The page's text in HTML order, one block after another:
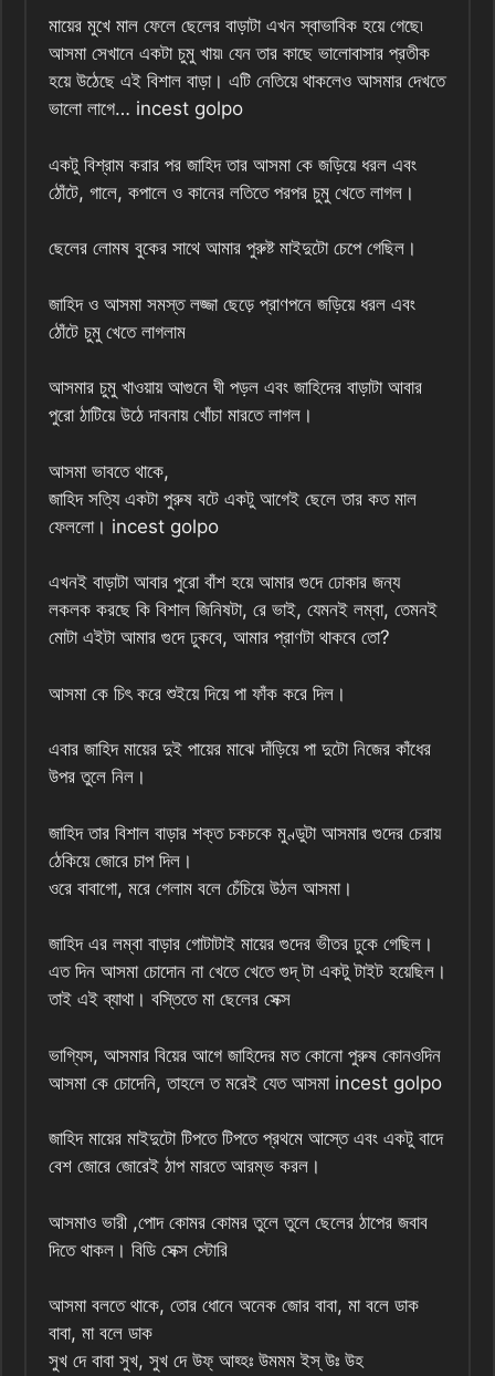
মায়ের মুখে মাল ফেলে ছেলের বাড়াটা এখন স্বাভাবিক হয়ে গেছে৷
আসমা সেখানে একটা চুমু খায়৷ যেন তার কাছে ভালোবাসার প্রতীক
হয়ে উঠেছে এই বিশাল বাড়া। এটি নেতিয়ে থাকলেও আসমার দেখতে
ভালো লাগে… incest golpo
একটু বিশ্রাম করার পর জাহিদ তার আসমা কে জড়িয়ে ধরল এবং
ঠোঁটে, গালে, কপালে ও কানের লতিতে পরপর চুমু খেতে লাগল।
ছেলের লোমষ বুকের সাথে আমার পুরুষ্ট মাইদুটো চেপে গেছিল।
জাহিদ ও আসমা সমস্ত লজ্জা ছেড়ে প্রাণপনে জড়িয়ে ধরল এবং
ঠোঁটে চুমু খেতে লাগলাম
আসমার চুমু খাওয়ায় আগুনে ঘী পড়ল এবং জাহিদের বাড়াটা আবার
পুরো ঠাটিয়ে উঠে দাবনায় খোঁচা মারতে লাগল।
আসমা ভাবতে থাকে,
জাহিদ সত্যি একটা পুরুষ বটে একটু আগেই ছেলে তার কত মাল
ফেললো। incest golpo
এখনই বাড়াটা আবার পুরো বাঁশ হয়ে আমার গুদে ঢোকার জন্য
লকলক করছে কি বিশাল জিনিষটা, রে ভাই, যেমনই লম্বা, তেমনই
মোটা এইটা আমার গুদে ঢুকবে, আমার প্রাণটা থাকবে তো?
আসমা কে চিৎ করে শুইয়ে দিয়ে পা ফাঁক করে দিল।
এবার জাহিদ মায়ের দুই পায়ের মাঝে দাঁড়িয়ে পা দুটো নিজের কাঁধের
উপর তুলে নিল।
জাহিদ তার বিশাল বাড়ার শক্ত চকচকে মুণ্ডুটা আসমার গুদের চেরায়
ঠেকিয়ে জোরে চাপ দিল।
ওরে বাবাগো, মরে গেলাম বলে চেঁচিয়ে উঠল আসমা।
জাহিদ এর লম্বা বাড়ার গোটাটাই মায়ের গুদের ভীতর ঢুকে গেছিল।
এত দিন আসমা চোদোন না খেতে খেতে গুদ্ টা একটু টাইট হয়েছিল।
তাই এই ব্যাথা। বস্তিতে মা ছেলের সেক্স
ভাগ্যিস, আসমার বিয়ের আগে জাহিদের মত কোনো পুরুষ কোনওদিন
আসমা কে চোদেনি, তাহলে ত মরেই যেত আসমা incest golpo
জাহিদ মায়ের মাইদুটো টিপতে টিপতে প্রথমে আস্তে এবং একটু বাদে
বেশ জোরে জোরেই ঠাপ মারতে আরম্ভ করল।
আসমাও ভারী ,পোদ কোমর কোমর তুলে তুলে ছেলের ঠাপের জবাব
দিতে থাকল। বিডি সেক্স স্টোরি
আসমা বলতে থাকে, তোর ধোনে অনেক জোর বাবা, মা বলে ডাক
বাবা, মা বলে ডাক
সুখ দে বাবা সুখ, সুখ দে উফ্ আহ্হঃ উমমম ইস্ উঃ উহ